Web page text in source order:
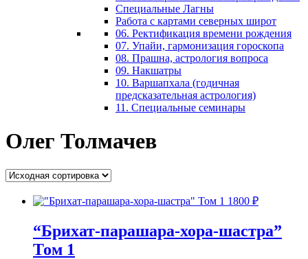
Специальные Лагны
Работа с картами северных широт
06. Ректификация времени рождения
07. Упайи, гармонизация гороскопа
08. Прашна, астрология вопроса
09. Накшатры
10. Варшапхала (годичная
предсказательная астрология)
11. Специальные семинары
Олег Толмачев
1800 ₽
“Брихат-парашара-хора-шастра”
Том 1